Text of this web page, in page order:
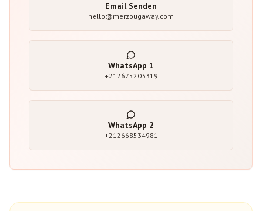
Email Senden
hello@merzougaway.com
WhatsApp 1
+212675203319
WhatsApp 2
+212668534981